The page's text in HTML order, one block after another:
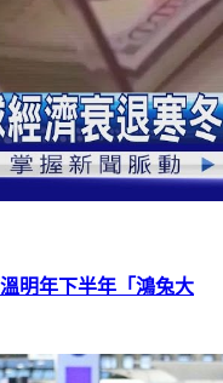
明年下半年「鴻兔大